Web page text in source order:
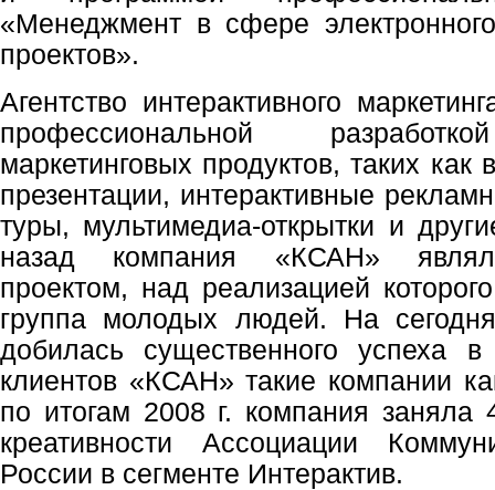
«Менеджмент в сфере
проектов».
Агентство интерактивного
профессиональной
маркетинговых продуктов, таких как
презентации, интерактивные
туры, мультимедиа-открытки и
назад компания «КСАН»
проектом, над реализацией
группа молодых людей. На
добилась существенного успеха
клиентов «КСАН» такие компании
по итогам 2008 г. компания заняла
креативности Ассоциации
России в сегменте Интерактив.